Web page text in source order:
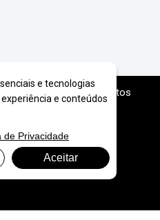
Digital . Todos os Direitos
e tecnologias
e conteúdos
de Privacidade
Aceitar